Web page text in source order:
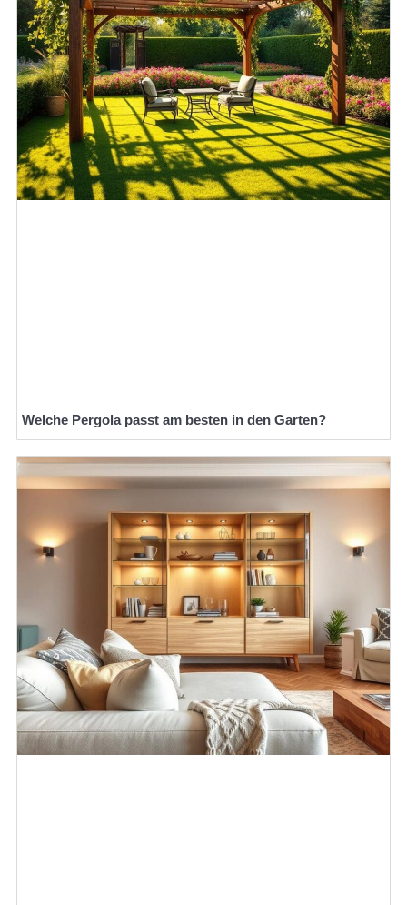
Welche Pergola passt am besten in den Garten?